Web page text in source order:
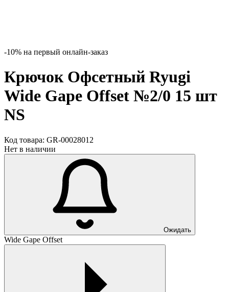
-10% на первый онлайн-заказ
Крючок Офсетный Ryugi
Wide Gape Offset №2/0 15 шт
NS
Код товара: GR-00028012
Нет в наличии
Ожидать
Wide Gape Offset